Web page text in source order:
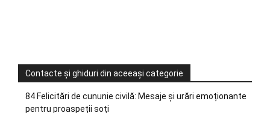
Contacte și ghiduri din aceeași categorie
84 Felicitări de cununie civilă: Mesaje și urări emoționante
pentru proaspeții soți